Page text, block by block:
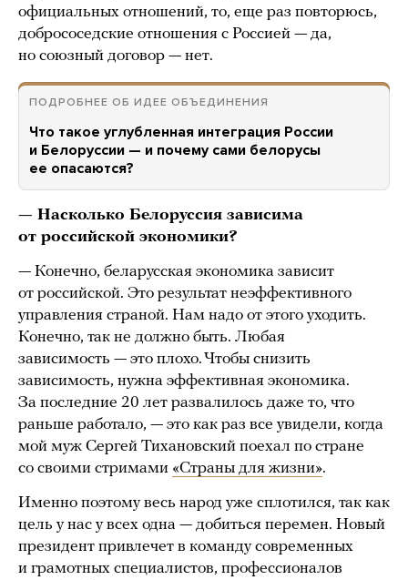
официальных отношений, то, еще раз повторюсь,
добрососедские отношения с Россией — да,
но союзный договор — нет.
ПОДРОБНЕЕ ОБ ИДЕЕ ОБЪЕДИНЕНИЯ
Что такое углубленная интеграция России
и Белоруссии — и почему сами белорусы
ее опасаются?
— Насколько Белоруссия зависима
от российской экономики?
— Конечно, беларусская экономика зависит
от российской. Это результат неэффективного
управления страной. Нам надо от этого уходить.
Конечно, так не должно быть. Любая
зависимость — это плохо. Чтобы снизить
зависимость, нужна эффективная экономика.
За последние 20 лет развалилось даже то, что
раньше работало, — это как раз все увидели, когда
мой муж Сергей Тихановский поехал по стране
со своими стримами «Страны для жизни».
Именно поэтому весь народ уже сплотился, так как
цель у нас у всех одна — добиться перемен. Новый
президент привлечет в команду современных
и грамотных специалистов, профессионалов